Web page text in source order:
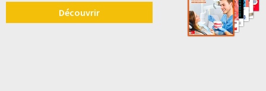
Découvrir